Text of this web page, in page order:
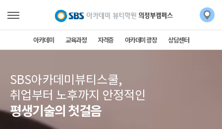
아카데미 교육과정 자격증 아카데미 광장 상담센터
SBS아카데미뷰티스쿨,
취업부터 노후까지 안정적인
평생기술의 첫걸음